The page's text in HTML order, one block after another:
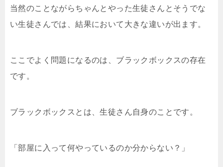
当然のことながらちゃんとやった生徒さんとそうでな
い生徒さんでは、結果において大きな違いが出ます。
ここでよく問題になるのは、ブラックボックスの存在
です。
ブラックボックスとは、生徒さん自身のことです。
「部屋に入って何やっているのか分からない？」